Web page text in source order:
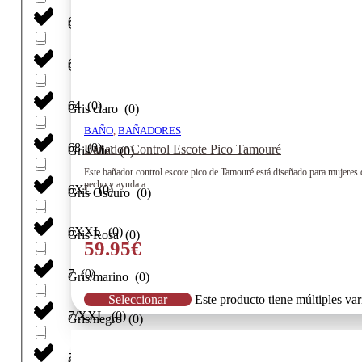
GREY METEROR ?
Gris
Gris claro (0)
Gris Mel (0)
Gris Oscuro (0)
Gris Rosa (0)
Gris/marino (0)
Gris/negro (0)
6/XL
60
64 (0)
68 (0)
6XL (0)
6XXL (0)
7 (0)
7/XXL (0)
70
BAÑO BAÑADORES
Bañador Control Escote Pico Tamouré
Este bañador control escote pico de Tamouré está diseñado para
pecho y ayuda a…
59.95€
Seleccionar Este producto tiene múltiples